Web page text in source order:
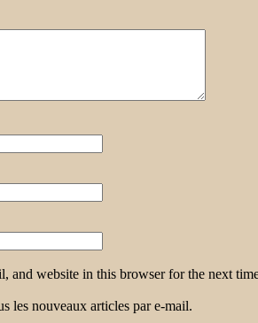
and website in this browser for the next
les nouveaux articles par e-mail.